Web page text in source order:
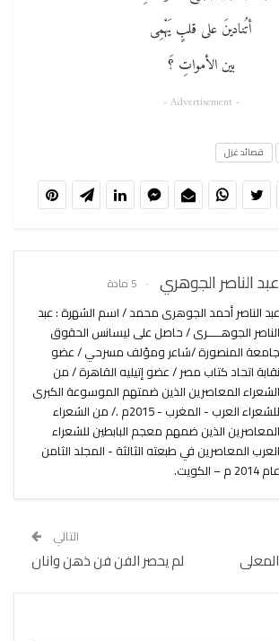
أتُنادينَ على قلبٍ يَهْمِى
بين الأمواتِ ؟َ
- Advertisement -
قصائد غزل
عبد الناصر الجوهري 5 مادة
عبد الناصر أحمد الجوهرى محمد / اسم الشهرة : عبد
الناصر الجوهـــــرى / حاصل على ليسانس الحقوق
جامعة المنصورة /شاعر ومؤلف مسرحي / عضو
نقابة اتحاد كتاب مصر / عضو إتيليه القاهرة / من
الشعراء المعاصرين الذين ضمتهم الموسوعة الكبرى
للشعراء العرب - المغرب - 2015م ./ من الشعراء
المعاصرين الذين ضمهم معجم البابطين للشعراء
العرب المعاصرين في طبعته الثالثة - المجلد الثامن
عام 2014 م – الكويت.
التالي
لم يحصر الفن فن ذهن وانان